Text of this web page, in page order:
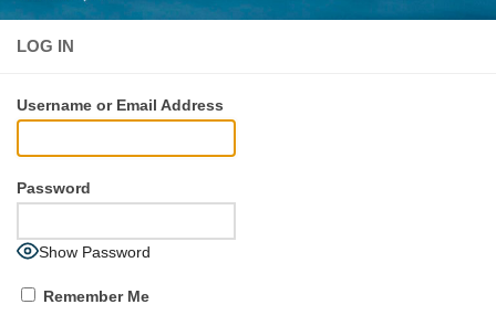
LOG IN
Username or Email Address
Password
Show Password
Remember Me